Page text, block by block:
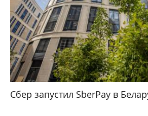
Сбер запустил SberPay в